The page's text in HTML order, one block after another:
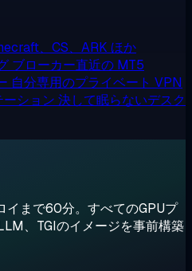
、CS、ARK ほか
ブローカー直近の MT5
自分専用のプライベート VPN
ーション 決して眠らないデスク
イまで60分。すべてのGPUプ
、TGIのイメージを事前構築